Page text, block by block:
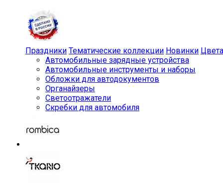
Праздники Тематические коллекции Новинки Цвета
Автомобильные зарядные устройства
Автомобильные инструменты и наборы
Обложки для автодокументов
Органайзеры
Светоотражатели
Скребки для автомобиля